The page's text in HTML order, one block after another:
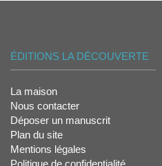
ÉDITIONS LA DÉCOUVERTE
La maison
Nous contacter
Déposer un manuscrit
Plan du site
Mentions légales